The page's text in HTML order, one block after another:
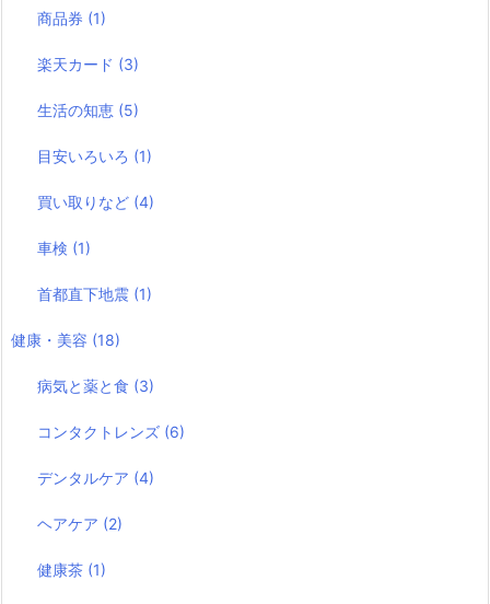
商品券 (1)
楽天カード (3)
生活の知恵 (5)
目安いろいろ (1)
買い取りなど (4)
車検 (1)
首都直下地震 (1)
健康・美容 (18)
病気と薬と食 (3)
コンタクトレンズ (6)
デンタルケア (4)
ヘアケア (2)
健康茶 (1)